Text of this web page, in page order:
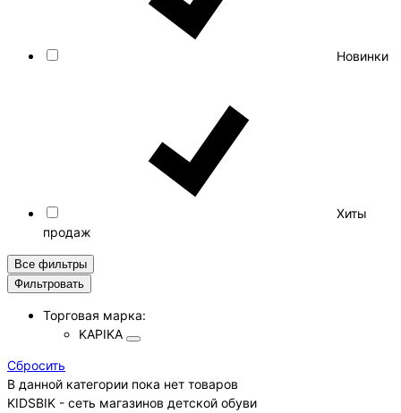
Новинки
Хиты
продаж
Все фильтры
Фильтровать
Торговая марка:
KAPIKA
Cбросить
В данной категории пока нет товаров
KIDSBIK - сеть магазинов детской обуви